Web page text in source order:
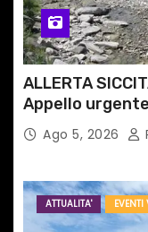
ALLERTA
Appello
Ago 5, 2026
ATTUALITA'